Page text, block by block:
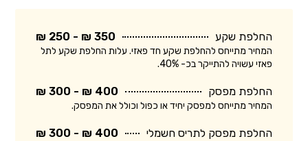
החלפת שקע 350 ₪ - 250 ₪
המחיר מתייחס להחלפת שקע חד פאזי. עלות החלפת שקע לתל
פאזי עשויה להתייקר בכ- 40%.
החלפת מפסק 400 ₪ - 300 ₪
המחיר מתייחס למפסק יחיד או כפול וכולל את המפסק.
החלפת מפסק לתריס חשמלי 400 ₪ - 300 ₪